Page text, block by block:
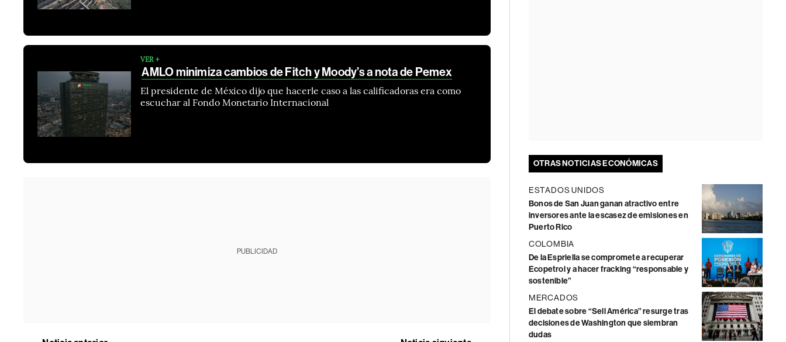
VER +
AMLO minimiza cambios de Fitch y Moody’s a nota de Pemex
El presidente de México dijo que hacerle caso a las calificadoras era como
escuchar al Fondo Monetario Internacional
PUBLICIDAD
OTRAS NOTICIAS ECONÓMICAS
ESTADOS UNIDOS
Bonos de San Juan ganan atractivo entre
inversores ante la escasez de emisiones en
Puerto Rico
COLOMBIA
De la Espriella se compromete a recuperar
Ecopetrol y a hacer fracking “responsable y
sostenible”
MERCADOS
El debate sobre “Sell América” resurge tras
decisiones de Washington que siembran
dudas